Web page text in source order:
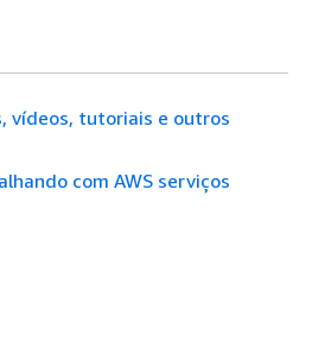
vídeos, tutoriais e outros
com AWS serviços